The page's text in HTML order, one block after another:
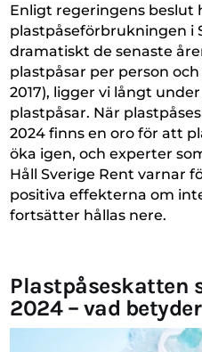
Enligt regeringens beslut
plastpåseförbrukningen i
dramatiskt de senaste
plastpåsar per person och
2017), ligger vi långt
plastpåsar. När
2024 finns en oro för att
öka igen, och experter
Håll Sverige Rent varnar
positiva effekterna om
fortsätter hållas nere.
Plastpåseskatten
2024 – vad